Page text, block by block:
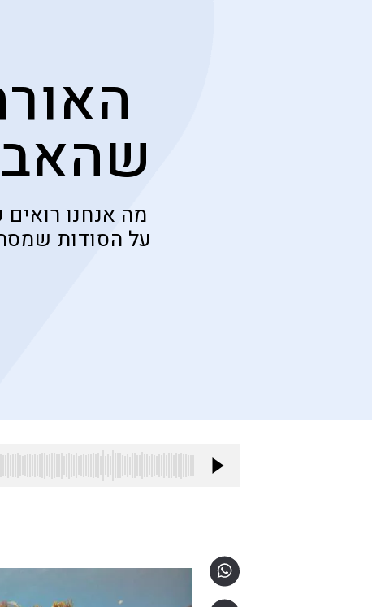
מה אנחנו
על הסודות